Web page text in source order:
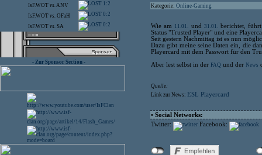
IsF.WOT vs.ANV 1:2
IsF.WOT vs. OFaH 0:2
IsF.WOT vs. SA 0:2
- Zur Sponsor Section -
Kategorie: Online-Gaming
Wie am 11.01. und 31.01.
berichtet,
Status "Trusted Player" und eine
Seit gestern Nachmittag ist es nun
Dazu gibt meine seine Daten ein, die
Playercard mit dem Passwort für den
Aber lest selbst in der FAQ und der News
Quelle:
Link zur News: ESL Playercard
• Social Networks:
Twitter:
Facebook: